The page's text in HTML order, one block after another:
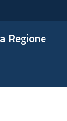
Regione